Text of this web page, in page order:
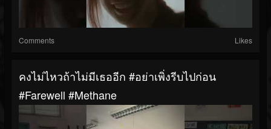
Comments Likes
คงไม่ไหวถ้าไม่มีเธออีก #อย่าเพิ่งรีบไปก่อน
#farewell #methane